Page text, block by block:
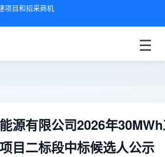
项目和招采商机
☰
源有限公司2026年
目二标段中标候选人公示